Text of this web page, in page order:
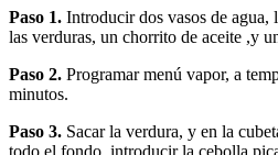
Paso 1. Introducir dos vasos de agua,
las verduras, un chorrito de aceite ,y
Paso 2. Programar menú vapor, a
minutos.
Paso 3. Sacar la verdura, y en la
todo el fondo, introducir la cebolla